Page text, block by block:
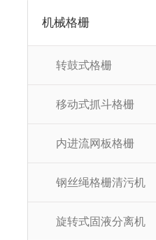
机械格栅
转鼓式格栅
移动式抓斗格栅
内进流网板格栅
钢丝绳格栅清污机
旋转式固液分离机